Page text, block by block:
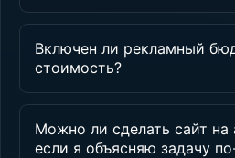
Включен ли рекламный
стоимость?
Можно ли сделать сайт на
если я объясняю задачу